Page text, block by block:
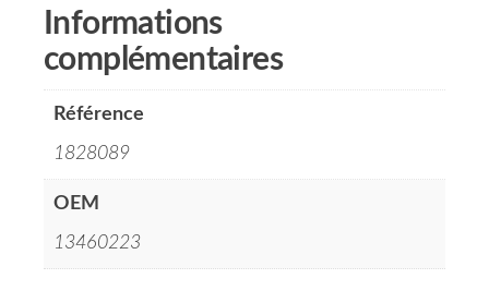
Informations
complémentaires
Référence
1828089
OEM
13460223